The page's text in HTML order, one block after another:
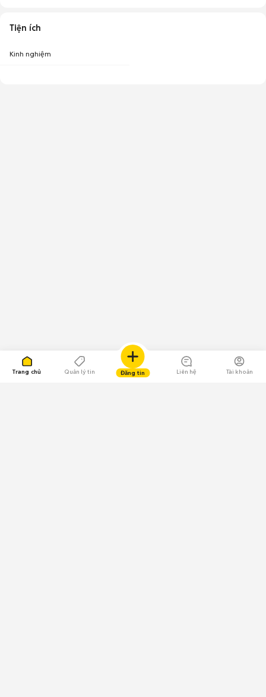
Trang chủ Quản lý tin Đăng tin Liên hệ Tài khoản
Tiện ích
Kinh nghiệm